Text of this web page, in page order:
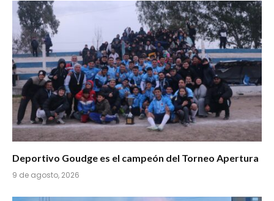
Deportivo Goudge es el campeón del Torneo Apertura
9 de agosto, 2026